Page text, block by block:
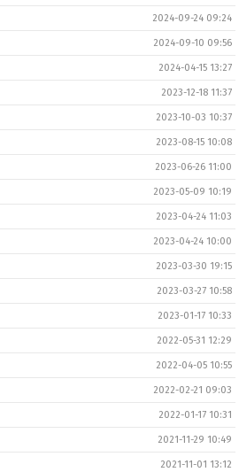
2024-09-24 09:24
2024-09-10 09:56
2024-04-15 13:27
2023-12-18 11:37
2023-10-03 10:37
2023-08-15 10:08
2023-06-26 11:00
2023-05-09 10:19
2023-04-24 11:03
2023-04-24 10:00
2023-03-30 19:15
2023-03-27 10:58
2023-01-17 10:33
2022-05-31 12:29
2022-04-05 10:55
2022-02-21 09:03
2022-01-17 10:31
2021-11-29 10:49
2021-11-01 13:12